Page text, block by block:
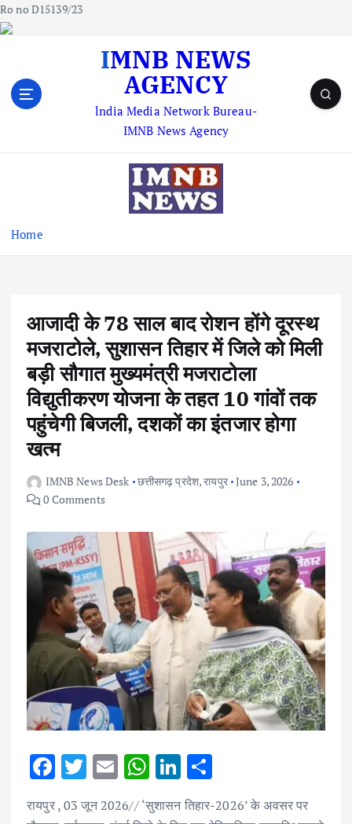
Ro no D15139/23
IMNB NEWS
AGENCY
lndia Media Network Bureau-
IMNB News Agency
Home
आजादी के 78 साल बाद रोशन होंगे दूरस्थ
मजराटोले, सुशासन तिहार में जिले को मिली
बड़ी सौगात मुख्यमंत्री मजराटोला
विद्युतीकरण योजना के तहत 10 गांवों तक
पहुंचेगी बिजली, दशकों का इंतजार होगा
खत्म
IMNB News Desk छत्तीसगढ़ प्रदेश,रायपुर June 3, 2026
0 Comments
F
e
T
it
E
ai
W
at
Li
n
k ar
रायपुर , 03 जून 2026// ‘सुशासन तिहार-2026’ के अवसर पर